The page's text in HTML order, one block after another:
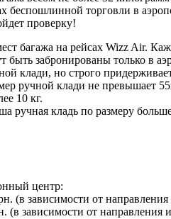
беспошлинной торговли в
проверку!
багажа на рейсах Wizz Air.
забронированы только в
клади, но строго
ручной клади не превышает
10 кг.
ручная кладь по размеру
центр:
(в зависимости от направления
(в зависимости от направления